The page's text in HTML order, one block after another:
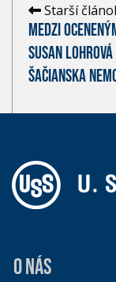
Starší
MEDZI
SUSAN
ŠAČIANSKA
O NÁS